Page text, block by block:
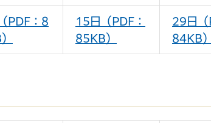
PDF：8
15日（PDF：
85KB）
29日（
84KB）